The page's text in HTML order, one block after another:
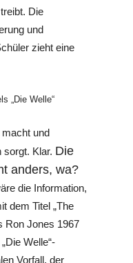
Die
und
zieht eine
„Die Welle“
und
sorgt. Klar. Die
anders, wa?
die Information,
dem Titel „The
Ron Jones 1967
Welle“-
Vorfall, der